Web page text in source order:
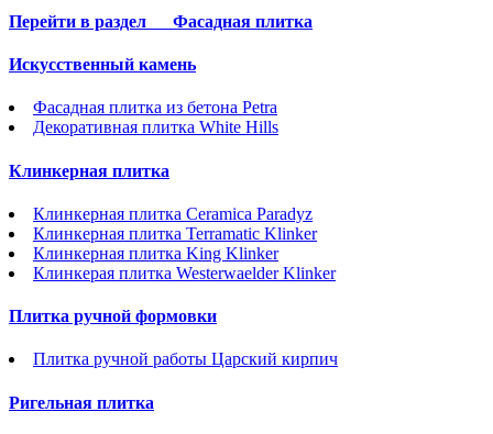
Перейти в раздел Фасадная плитка
Искусственный камень
Фасадная плитка из бетона Petra
Декоративная плитка White Hills
Клинкерная плитка
Клинкерная плитка Ceramica Paradyz
Клинкерная плитка Terramatic Klinker
Клинкерная плитка King Klinker
Клинкерая плитка Westerwaelder Klinker
Плитка ручной формовки
Плитка ручной работы Царский кирпич
Ригельная плитка